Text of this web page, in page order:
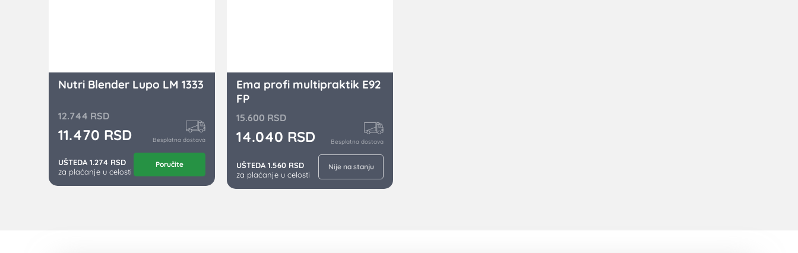
Nutri Blender Lupo LM 1333
12.744 RSD
11.470 RSD Besplatna dostava
UŠTEDA 1.274 RSD
za plaćanje u celosti
Poručite
Ema profi multipraktik E92
FP
15.600 RSD
14.040 RSD Besplatna dostava
UŠTEDA 1.560 RSD
za plaćanje u celosti
Nije na stanju